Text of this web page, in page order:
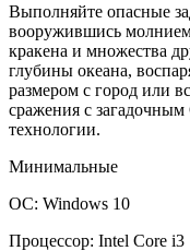
Выполняйте опасные
вооружившись
кракена и множества
глубины океана,
размером с город или
сражения с
технологии.
Минимальные
ОС: Windows 10
Процессор: Intel Core i3